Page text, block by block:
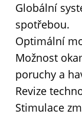
Globální
spotřebou.
Optimální
Možnost
poruchy a
Revize
Stimulace